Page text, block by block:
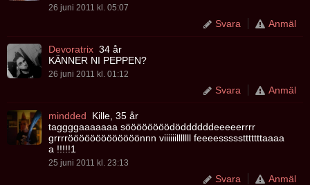
26 juni 2011 kl. 05:07
Svara Anmäl
Devoratrix 34 år
KÄNNER NI PEPPEN?
26 juni 2011 kl. 01:12
Svara Anmäl
mindded
Kille, 35 år
taggggaaaaaaa söööööööödöddddddeeeeerrrr
grrrrööööööööööööönnn viiiiiilllllll feeeessssstttttttaaaa
a !!!!!1
25 juni 2011 kl. 23:13
Svara Anmäl